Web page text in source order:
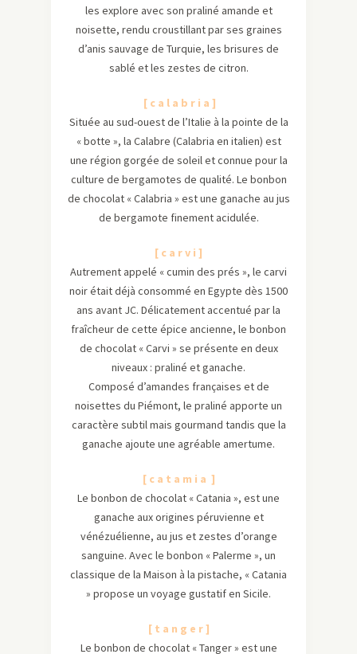
les explore avec son praliné amande et
noisette, rendu croustillant par ses graines
d’anis sauvage de Turquie, les brisures de
sablé et les zestes de citron.
[ c a l a b r i a ]
Située au sud-ouest de l’Italie à la pointe de la
« botte », la Calabre (Calabria en italien) est
une région gorgée de soleil et connue pour la
culture de bergamotes de qualité. Le bonbon
de chocolat « Calabria » est une ganache au jus
de bergamote finement acidulée.
[ c a r v i ]
Autrement appelé « cumin des prés », le carvi
noir était déjà consommé en Egypte dès 1500
ans avant JC. Délicatement accentué par la
fraîcheur de cette épice ancienne, le bonbon
de chocolat « Carvi » se présente en deux
niveaux : praliné et ganache.
Composé d’amandes françaises et de
noisettes du Piémont, le praliné apporte un
caractère subtil mais gourmand tandis que la
ganache ajoute une agréable amertume.
[ c a t a m i a ]
Le bonbon de chocolat « Catania », est une
ganache aux origines péruvienne et
vénézuélienne, au jus et zestes d’orange
sanguine. Avec le bonbon « Palerme », un
classique de la Maison à la pistache, « Catania
» propose un voyage gustatif en Sicile.
[ t a n g e r ]
Le bonbon de chocolat « Tanger » est une